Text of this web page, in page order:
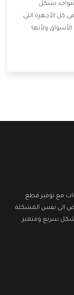
بشكل
كل الأجهزة التى
ولأنها
التى تسهل
مع توفير قطع
الى نفس المشكلة
بشكل سريع ومتميز.